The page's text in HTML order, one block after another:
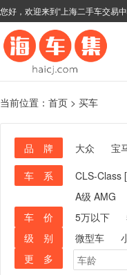
您好，欢迎来到“上海二手车交易中
当前位置： 首页 > 买车
品 牌 大众 宝
车 系
CLS-Class
A级 AMG
车 价
5万以下
级 别
微型车
更 多